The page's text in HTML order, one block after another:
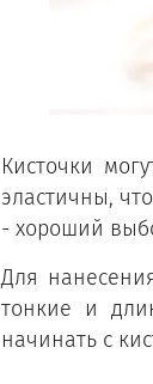
Кисточки
эластичны,
- хороший
Для
тонкие и
начинать с